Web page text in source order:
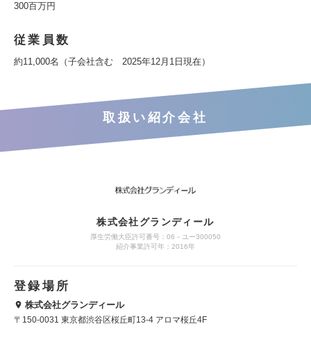
300百万円
従業員数
約11,000名（子会社含む 2025年12月1日現在）
取扱い紹介会社
株式会社グランディール
厚生労働大臣許可番号：06－ユー300050
紹介事業許可年：2016年
登録場所
株式会社グランディール
〒150-0031 東京都渋谷区桜丘町13-4 アロマ桜丘4F